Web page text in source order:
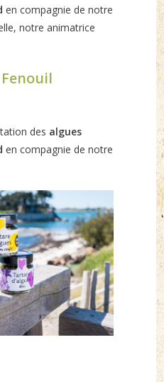
en compagnie de notre
notre animatrice
des algues
en compagnie de notre